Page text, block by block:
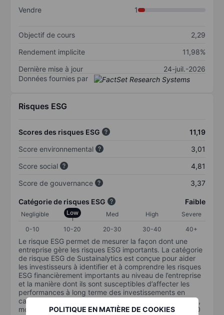
POLITIQUE EN MATIÈRE DE COOKIES
Vendre
1
Objectif de cours
2,29
Rendement implicite
11,98%
Dernière mise à jour
24-juil.-2026
Données fournies par
Risques ESG
Scores des risques ESG
11,19
Score environnemental
3,01
Score social
4,81
Score de gouvernance
3,37
Catégorie de risques ESG Faible
Negligible Low Med High
Severe
0-10
10-20 20-30 30-40 40+
Le risque ESG permet de mesurer la façon dont une
entreprise gère les risques ESG importants. La catégorie
de risque ESG de Sustainalytics est conçue pour aider
les investisseurs à identifier et à comprendre les risques
ESG financièrement importants au niveau de l’entreprise
et la manière dont ils sont susceptibles d’affecter les
performances à long terme des investissements en
capital. L’échelle va de 0 à 100. Plus le risque est faible,
moins il est important (0 équivaut à aucun risque et 100